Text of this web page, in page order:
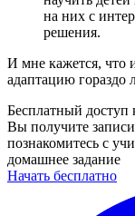
на них с
решения.
И мне кажется, что
адаптацию
Бесплатный
Вы получите
познакомитесь с
домашнее задание
Начать бесплатно